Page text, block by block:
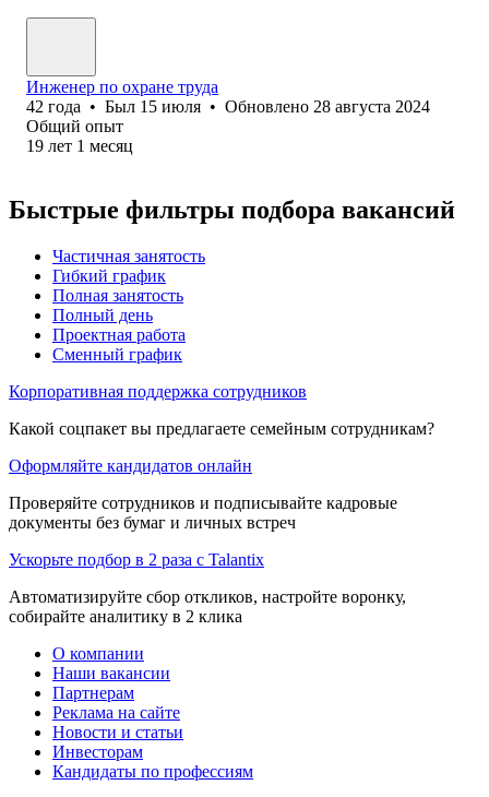
Инженер по охране труда
42 года • Был 15 июля • Обновлено 28 августа 2024
Общий опыт
19 лет 1 месяц
Быстрые фильтры подбора вакансий
Частичная занятость
Гибкий график
Полная занятость
Полный день
Проектная работа
Сменный график
Корпоративная поддержка сотрудников
Какой соцпакет вы предлагаете семейным сотрудникам?
Оформляйте кандидатов онлайн
Проверяйте сотрудников и подписывайте кадровые
документы без бумаг и личных встреч
Ускорьте подбор в 2 раза с Talantix
Автоматизируйте сбор откликов, настройте воронку,
собирайте аналитику в 2 клика
О компании
Наши вакансии
Партнерам
Реклама на сайте
Новости и статьи
Инвесторам
Кандидаты по профессиям